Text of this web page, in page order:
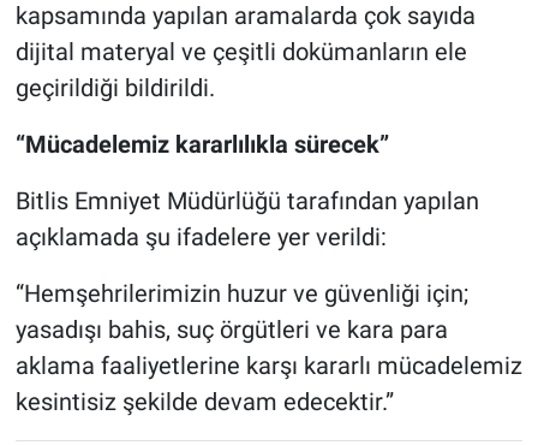
kapsamında yapılan aramalarda çok sayıda
dijital materyal ve çeşitli dokümanların ele
geçirildiği bildirildi.
“Mücadelemiz kararlılıkla sürecek”
Bitlis Emniyet Müdürlüğü tarafından yapılan
açıklamada şu ifadelere yer verildi:
“Hemşehrilerimizin huzur ve güvenliği için;
yasadışı bahis, suç örgütleri ve kara para
aklama faaliyetlerine karşı kararlı mücadelemiz
kesintisiz şekilde devam edecektir.”